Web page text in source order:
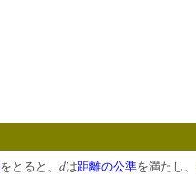
をとると、 dは距離の公準を満たし